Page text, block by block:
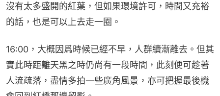
沒有太多盛開的紅葉，但如果環境許可，時間又充裕
的話，也是可以上去走一圈。
16:00，大概因爲時候已經不早，人群續漸離去。但其
實此時距離天黑之時仍尚有一段時間，此刻便可趁著
人流疏落，盡情多拍一些廣角風景，亦可把握最後機